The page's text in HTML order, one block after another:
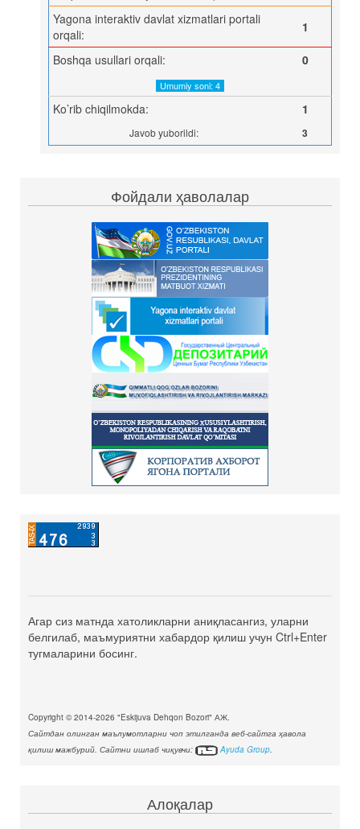
Yagona interaktiv davlat xizmatlari portali
orqali:
1
Boshqa usullari orqali: 0
Umumiy soni: 4
Ko’rib chiqilmokda: 1
Javob yuborildi: 3
Фойдали ҳаволалар
Агар сиз матнда хатоликларни аниқласангиз, уларни
белгилаб, маъмуриятни хабардор қилиш учун Ctrl+Enter
тугмаларини босинг.
Copyright © 2014-2026 "Eskijuva Dehqon Bozori" АЖ.
Сайтдан олинган маълумотларни чоп этилганда веб-сайтга ҳавола
қилиш мажбурий. Сайтни ишлаб чиқувчи:
Ayuda Group.
Алоқалар